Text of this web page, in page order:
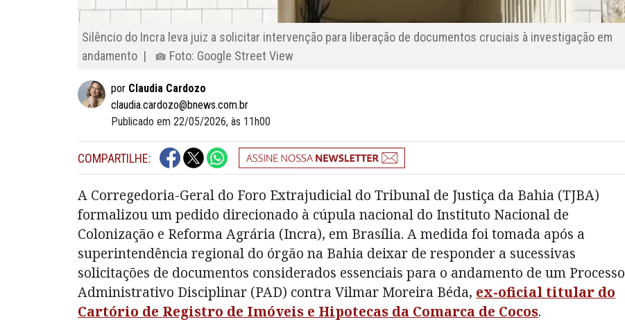
Silêncio do Incra leva juiz a solicitar intervenção para liberação de documentos cruciais à investigação em
andamento |
Foto: Google Street View
por Claudia Cardozo
claudia.cardozo@bnews.com.br
Publicado em 22/05/2026, às 11h00
COMPARTILHE:
A Corregedoria-Geral do Foro Extrajudicial do Tribunal de Justiça da Bahia (TJBA)
formalizou um pedido direcionado à cúpula nacional do Instituto Nacional de
Colonização e Reforma Agrária (Incra), em Brasília. A medida foi tomada após a
superintendência regional do órgão na Bahia deixar de responder a sucessivas
solicitações de documentos considerados essenciais para o andamento de um Processo
Administrativo Disciplinar (PAD) contra Vilmar Moreira Béda, ex-oficial titular do
Cartório de Registro de Imóveis e Hipotecas da Comarca de Cocos.